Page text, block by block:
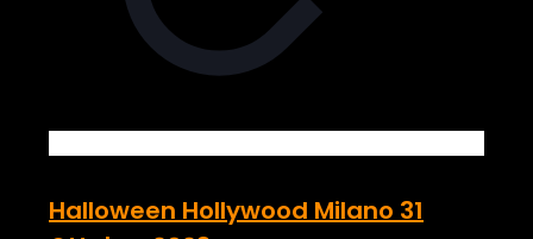
Halloween Hollywood Milano 31